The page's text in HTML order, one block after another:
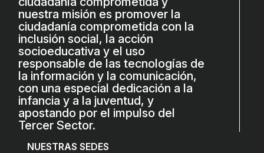
nuestra misión es promover la
ciudadanía comprometida con la
inclusión social, la acción
socioeducativa y el uso
responsable de las tecnologías de
la información y la comunicación,
con una especial dedicación a la
infancia y a la juventud, y
apostando por el impulso del
Tercer Sector.
NUESTRAS SEDES
Memòria d'activitats
Proposta educativa
ACTUALITAT
Notícies
Butlletins